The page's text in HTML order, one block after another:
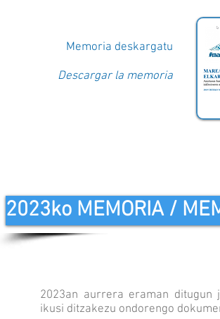
Memoria deskargatu
Descargar la memoria
2023ko MEMORIA /
2023an aurrera eraman ditugun
ikusi ditzakezu ondorengo